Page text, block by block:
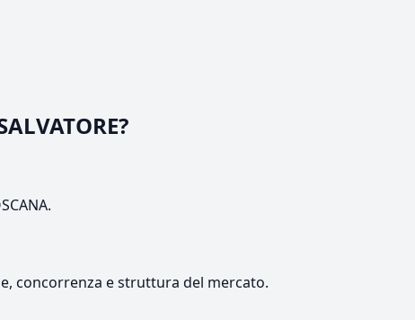
concorrenza e struttura del mercato.